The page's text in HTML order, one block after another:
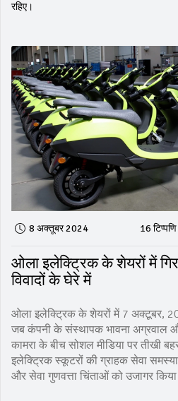
रहिए।
8 अक्तूबर 2024 16 टिप्पणि
ओला इलेक्ट्रिक के शेयरों में
विवादों के घेरे में
ओला इलेक्ट्रिक के शेयरों में 7 अक्टूबर,
जब कंपनी के संस्थापक भावना अग्रवाल
कामरा के बीच सोशल मीडिया पर तीखी
इलेक्ट्रिक स्कूटरों की ग्राहक सेवा
और सेवा गुणवत्ता चिंताओं को उजागर किया